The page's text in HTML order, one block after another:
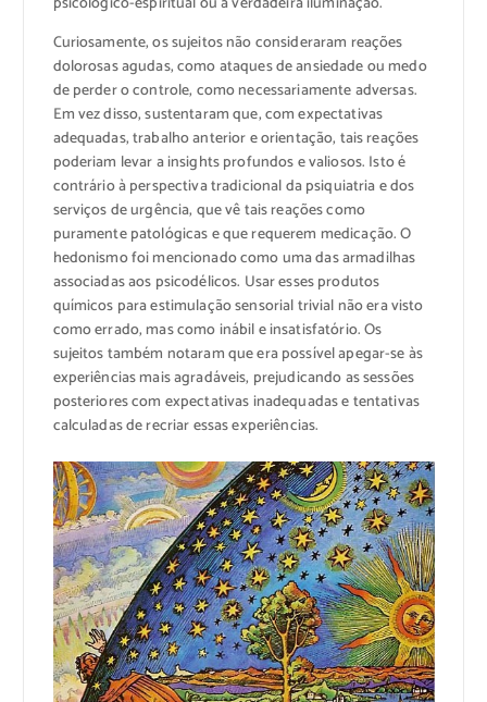
Curiosamente, os sujeitos não consideraram reações
dolorosas agudas, como ataques de ansiedade ou medo
de perder o controle, como necessariamente adversas.
Em vez disso, sustentaram que, com expectativas
adequadas, trabalho anterior e orientação, tais reações
poderiam levar a insights profundos e valiosos. Isto é
contrário à perspectiva tradicional da psiquiatria e dos
serviços de urgência, que vê tais reações como
puramente patológicas e que requerem medicação. O
hedonismo foi mencionado como uma das armadilhas
associadas aos psicodélicos. Usar esses produtos
químicos para estimulação sensorial trivial não era visto
como errado, mas como inábil e insatisfatório. Os
sujeitos também notaram que era possível apegar-se às
experiências mais agradáveis, prejudicando as sessões
posteriores com expectativas inadequadas e tentativas
calculadas de recriar essas experiências.